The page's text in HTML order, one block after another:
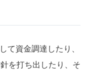
て資金調達したり、
を打ち出したり、そ